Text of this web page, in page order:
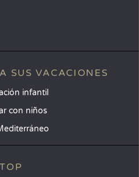
SUS VACACIONES
infantil
con niños